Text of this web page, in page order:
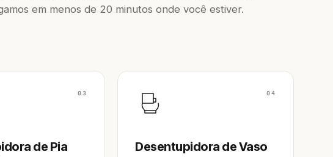
em menos de 20 minutos onde você estiver.
03
de Pia
04
Desentupidora de Vaso